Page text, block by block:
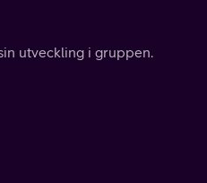
utveckling i gruppen.